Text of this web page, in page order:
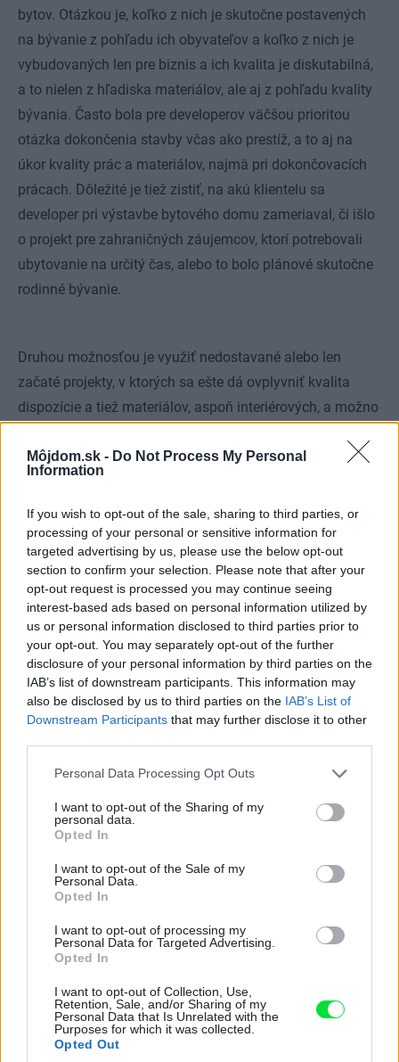
Môjdom.sk - Do Not Process My Personal
Information
If you wish to opt-out of the sale, sharing to third parties, or
processing of your personal or sensitive information for
targeted advertising by us, please use the below opt-out
section to confirm your selection. Please note that after your
opt-out request is processed you may continue seeing
interest-based ads based on personal information utilized by
us or personal information disclosed to third parties prior to
your opt-out. You may separately opt-out of the further
disclosure of your personal information by third parties on the
IAB’s list of downstream participants. This information may
also be disclosed by us to third parties on the IAB’s List of
Downstream Participants that may further disclose it to other
Please note that this website/app uses one or more Google
not limited to your visit or usage behaviour. You may click to
grant or deny consent to Google and its third-party tags to
use your data for below specified purposes in below Google
consent section.
Personal Data Processing Opt Outs
I want to opt-out of the Sharing of my
personal data.
Opted In
I want to opt-out of the Sale of my
Personal Data.
Opted In
I want to opt-out of processing my
Personal Data for Targeted Advertising.
Opted In
I want to opt-out of Collection, Use,
Retention, Sale, and/or Sharing of my
Personal Data that Is Unrelated with the
Purposes for which it was collected.
Opted Out
bytov. Otázkou je, koľko z nich je skutočne postavených
na bývanie z pohľadu ich obyvateľov a koľko z nich je
vybudovaných len pre biznis a ich kvalita je diskutabilná,
a to nielen z hľadiska materiálov, ale aj z pohľadu kvality
bývania. Často bola pre developerov väčšou prioritou
otázka dokončenia stavby včas ako prestíž, a to aj na
úkor kvality prác a materiálov, najmä pri dokončovacích
prácach. Dôležité je tiež zistiť, na akú klientelu sa
developer pri výstavbe bytového domu zameriaval, či išlo
o projekt pre zahraničných záujemcov, ktorí potrebovali
ubytovanie na určitý čas, alebo to bolo plánové skutočne
rodinné bývanie.
Druhou možnosťou je využiť nedostavané alebo len
začaté projekty, v ktorých sa ešte dá ovplyvniť kvalita
dispozície a tiež materiálov, aspoň interiérových, a možno
pozor na solventnosť investora a záruky dostavania
Takže nezatracujte svoju paranoju, a ak ňou netrpíte,
aspoň si ju na chvíľu požičajte, kým si nevyberiete
skutočne ten najvhodnejší byt. Bez kompromisov to asi
nepôjde, ale nedajte sa ovplyvniť iba cenou, uvoľnite aj
ZDROJ:môj dom